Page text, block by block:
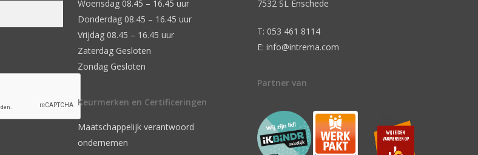
Woensdag 08.45 – 16.45 uur
Donderdag 08.45 – 16.45 uur
Vrijdag 08.45 – 16.45 uur
Zaterdag Gesloten
Zondag Gesloten
Keurmerken en Certificeringen
Maatschappelijk verantwoord
ondernemen
7532 SL Enschede
T: 053 461 8114
E: info@intrema.com
Partner van